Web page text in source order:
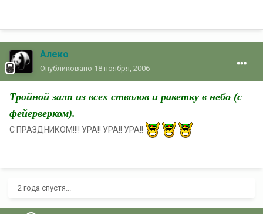
Алеко
Опубликовано 18 ноября, 2006
Тройной залп из всех стволов и ракетку в небо (с
фейерверком).
С ПРАЗДНИКОМ!!!! УРА!! УРА!! УРА!!
2 года спустя...